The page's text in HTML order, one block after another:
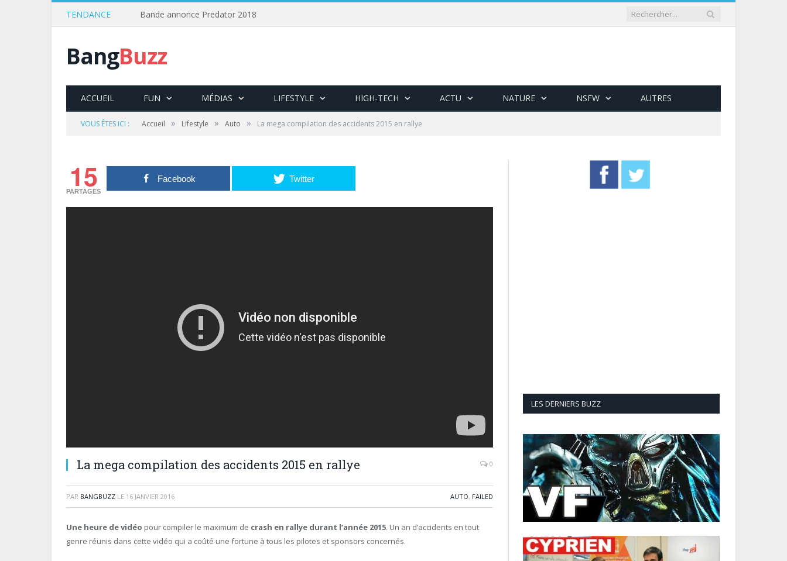
TENDANCE Bande annonce Predator 2018
BangBuzz
ACCUEIL FUN MÉDIAS LIFESTYLE HIGH-TECH ACTU NATURE NSFW AUTRES
VOUS ÊTES ICI : Accueil » Lifestyle » Auto » La mega compilation des accidents 2015 en rallye
15
PARTAGES
Facebook Twitter
La mega compilation des accidents 2015 en rallye 0
PAR BANGBUZZ LE 16 JANVIER 2016 AUTO, FAILED
Une heure de vidéo pour compiler le maximum de crash en rallye durant l’année 2015. Un an d’accidents en tout
genre réunis dans cette vidéo qui a coûté une fortune à tous les pilotes et sponsors concernés.
LES DERNIERS BUZZ